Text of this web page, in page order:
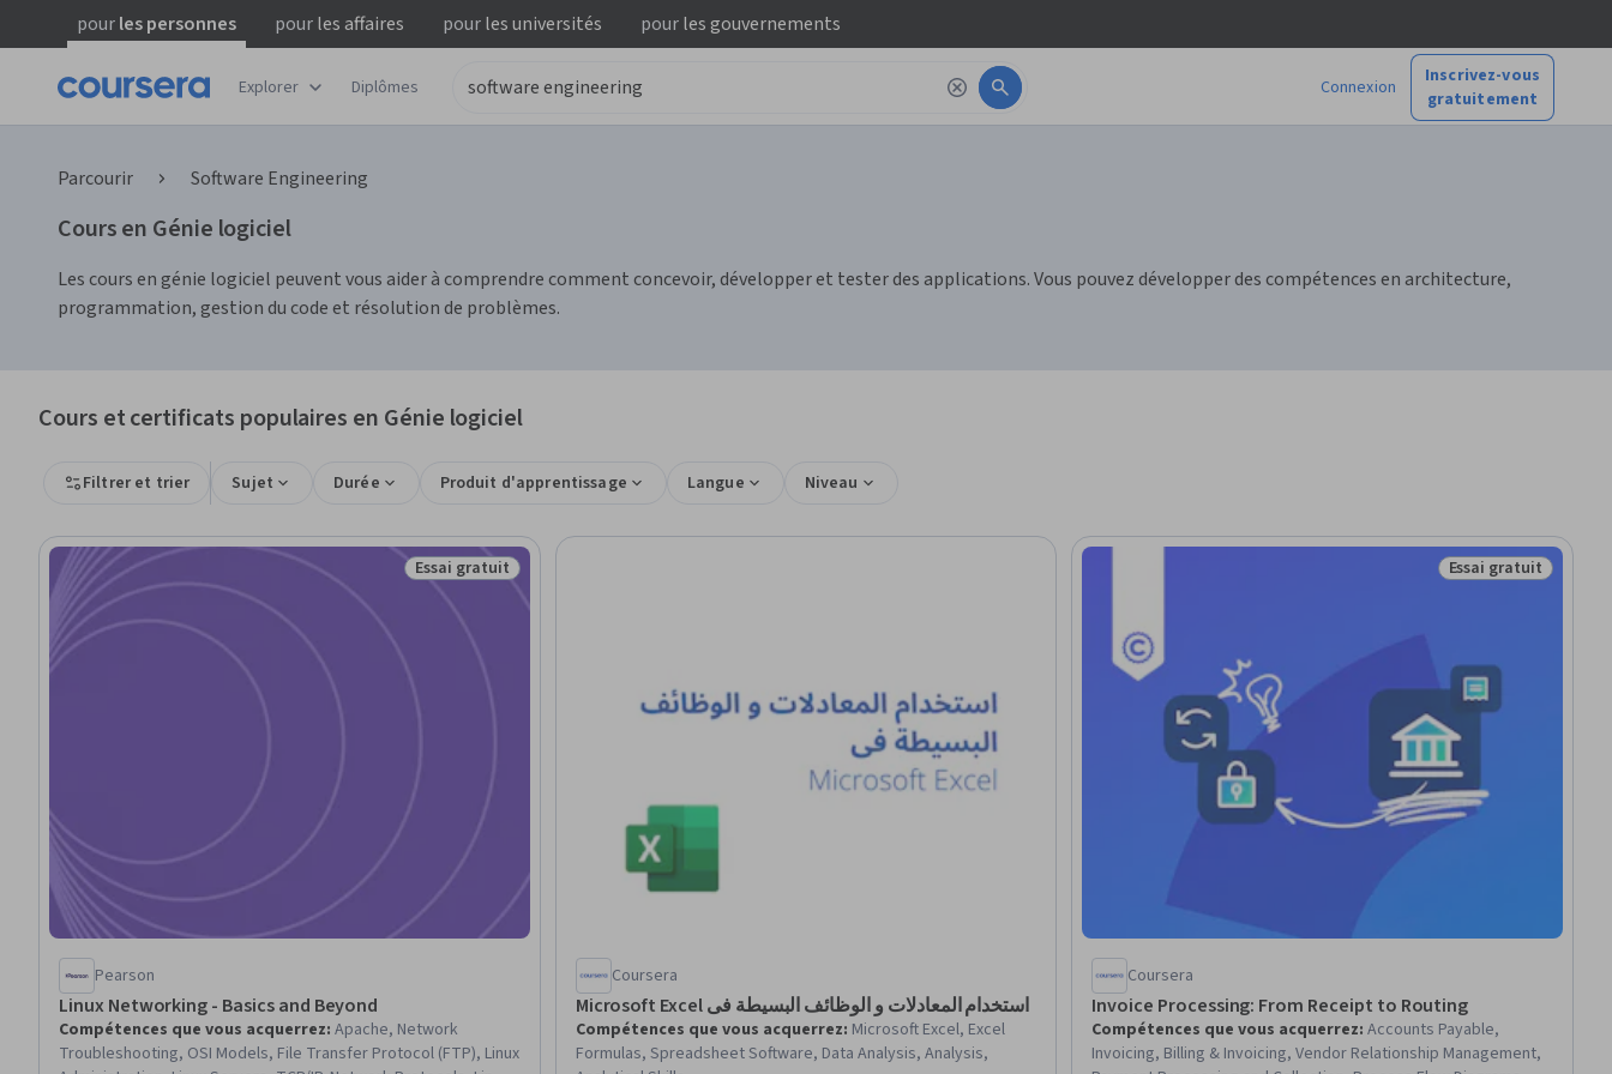
pourles personnes pourles affaires pourles universités pourles gouvernements
Explorer Diplômes Connexion
Inscrivez-vous
gratuitement
Parcourir Software Engineering
Cours en Génie logiciel
Les cours en génie logiciel peuvent vous aider à comprendre comment concevoir, développer et tester des applications. Vous pouvez développer des compétences en architecture,
programmation, gestion du code et résolution de problèmes.
Cours et certificats populaires en Génie logiciel
Filtrer et trier Sujet Durée Produit d'apprentissage Langue Niveau
Statut : Essai gratuit
Essai gratuit
Pearson
Linux Networking - Basics and Beyond
Compétences que vous acquerrez: Apache, Network
Troubleshooting, OSI Models, File Transfer Protocol (FTP), Linux
Coursera
Microsoft Excel استخدام المعادلات و الوظائف البسيطة فى
Compétences que vous acquerrez: Microsoft Excel, Excel
Formulas, Spreadsheet Software, Data Analysis, Analysis,
Statut : Essai
Essai gratuit
Coursera
Invoice Processing: From Receipt to Routing
Compétences que vous acquerrez:Accounts Payable,
Invoicing, Billing & Invoicing, Vendor Relationship Management,